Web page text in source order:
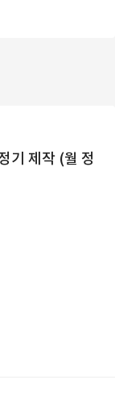
기 제작 (월 정